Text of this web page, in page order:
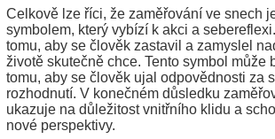
Celkově lze říci, že zaměřování ve snech
symbolem, který vybízí k akci a
tomu, aby se člověk zastavil a zamyslel
životě skutečně chce. Tento symbol může
tomu, aby se člověk ujal odpovědnosti za
rozhodnutí. V konečném důsledku
ukazuje na důležitost vnitřního klidu a
nové perspektivy.